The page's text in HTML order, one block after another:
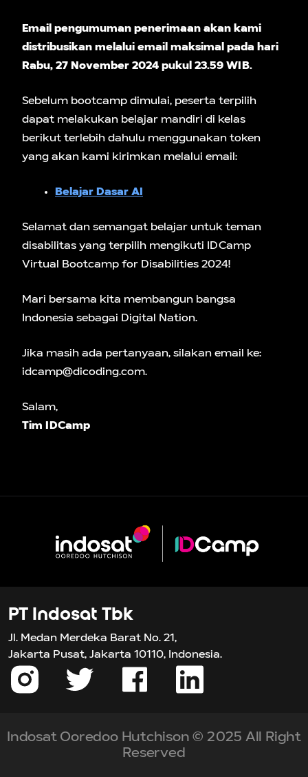
Email pengumuman penerimaan akan kami
distribusikan melalui email maksimal pada hari
Rabu, 27 November 2024 pukul 23.59 WIB.
Sebelum bootcamp dimulai, peserta terpilih
dapat melakukan belajar mandiri di kelas
berikut terlebih dahulu menggunakan token
yang akan kami kirimkan melalui email:
Belajar Dasar AI
Selamat dan semangat belajar untuk teman
disabilitas yang terpilih mengikuti IDCamp
Virtual Bootcamp for Disabilities 2024!
Mari bersama kita membangun bangsa
Indonesia sebagai Digital Nation.
Jika masih ada pertanyaan, silakan email ke:
idcamp@dicoding.com.
Salam,
Tim IDCamp
PT Indosat Tbk
Jl. Medan Merdeka Barat No. 21,
Jakarta Pusat, Jakarta 10110, Indonesia.
Indosat Ooredoo Hutchison © 2025 All Right
Reserved